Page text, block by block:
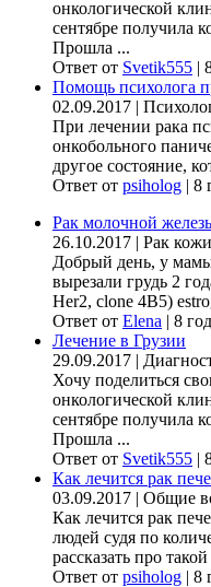
онкологической
сентябре получила
Прошла ...
Ответ от Svetik555 |
Помощь психолога
02.09.2017 |
При лечении рака
онкобольного
другое состояние,
Ответ от psiholog | 8
Рак молочной
26.10.2017 | Рак кожи
Добрый день, у
вырезали грудь 2
Her2, clone 4B5)
Ответ от Elena | 8
Лечение в Грузии
29.09.2017 |
Хочу поделиться
онкологической
сентябре получила
Прошла ...
Ответ от Svetik555 |
Как лечится рак
03.09.2017 | Общие
Как лечится рак
людей судя по
рассказать про
Ответ от psiholog | 8